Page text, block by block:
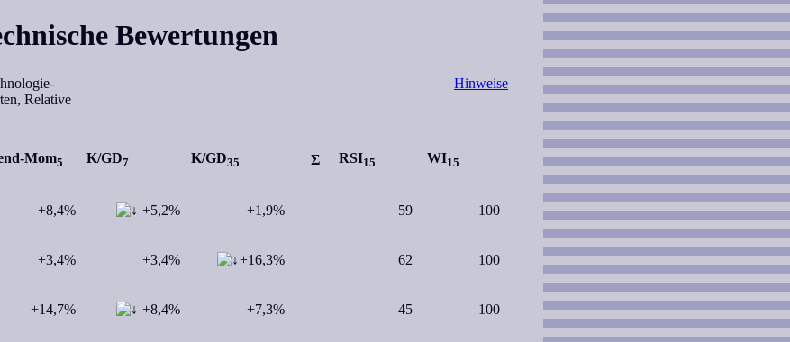
Bewertungen
Relative
Hinweise
Mom5 K/GD7 K/GD35 Σ RSI15 WI15
+8,4% +5,2% +1,9% 59 100
+3,4% +3,4% +16,3% 62 100
+14,7% +8,4% +7,3% 45 100